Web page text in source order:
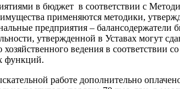
в бюджет в соответствии с
применяются методики,
предприятия –
утвержденной в Уставах могут
ведения в соответствии
функций.
работе дополнительно